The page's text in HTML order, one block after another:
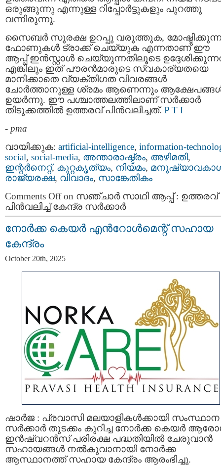
ഒരുങ്ങുന്നു എന്നുള്ള റിപ്പോർട്ടുകളും പുറത്തു
വന്നിരുന്നു.
സൈബർ സുരക്ഷ ഉറപ്പു വരുത്തുക, മോഷ്ടിക്കുന്ന
ഫോണുകൾ ട്രാക്ക് ചെയ്യുക എന്നതാണ് ഈ
ആപ്പ് ഇൻസ്റ്റാൾ ചെയ്യുന്നതിലൂടെ
എങ്കിലും ഇത് പൗരൻമാരുടെ സ്വകാര്യതയെ
മാനിക്കാതെ വ്യക്തിഗത വിവരങ്ങൾ
ചോർത്താനുള്ള ശ്രമം ആണെന്നും
ഉയർന്നു. ഈ പശ്ചാത്തലത്തിലാണ് സർക്കാർ
തിടുക്കത്തിൽ ഉത്തരവ് പിൻവലിച്ചത്. P T I
- pma
വായിക്കുക: artificial-intelligence, information-
social, social-media, അന്താരാഷ്ട്രം, അഴിമതി,
ഇന്റര്‍നെറ്റ്‌, കുറ്റകൃത്യം, നിയമം,
രാജ്യരക്ഷ, വിവാദം, സാങ്കേതികം
Comments Offon സഞ്ചാർ സാഥി ആപ്പ് : ഉത്തരവ്
പിൻവലിച്ച് കേന്ദ്ര സർക്കാർ
നോർക്ക കെയർ എൻറോൾമെന്റ് സഹായ
കേന്ദ്രം
October 20th, 2025
ഷാർജ : പ്രവാസി മലയാളികൾക്കായി സംസ്ഥാന
സർക്കാർ തുടക്കം കുറിച്ച നോർക്ക കെയർ
ഇൻഷ്വറൻസ് പരിരക്ഷ പദ്ധതിയിൽ ചേരുവാൻ
സഹായങ്ങൾ നൽകുവാനായി നോർക്ക
ആസ്ഥാനത്ത് സഹായ കേന്ദ്രം ആരംഭിച്ചു.